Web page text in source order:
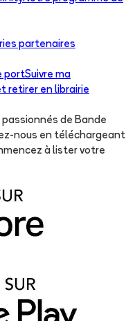
partenaires
portSuivre ma
retirer en librairie
de Bande
nous en téléchargeant
à lister votre